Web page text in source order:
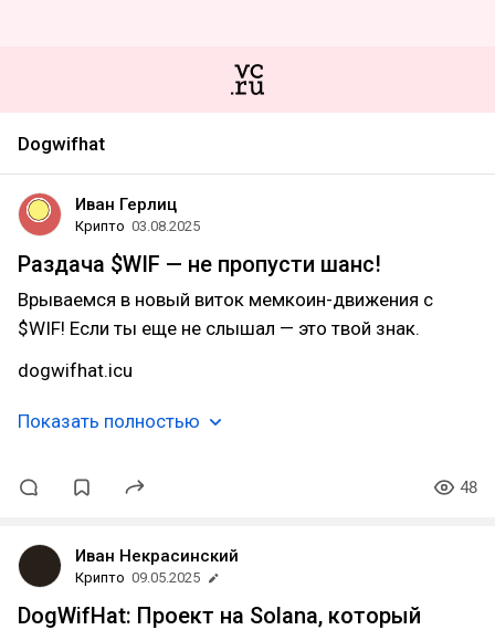
Dogwifhat
Иван Герлиц
Крипто 03.08.2025
Раздача $WIF — не пропусти шанс!
Врываемся в новый виток мемкоин-движения с
$WIF! Если ты еще не слышал — это твой знак.
dogwifhat.icu
Показать полностью
48
Иван Некрасинский
Крипто 09.05.2025
DogWifHat: Проект на Solana, который